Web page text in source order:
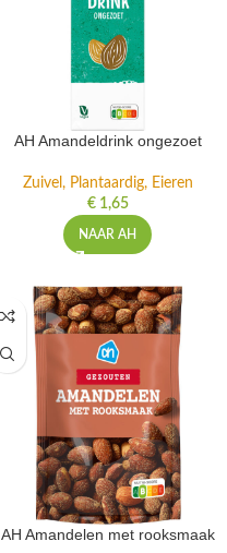
AH Amandeldrink ongezoet
Zuivel, Plantaardig, Eieren
€1,65
NAAR AH
AH Amandelen met rooksmaak